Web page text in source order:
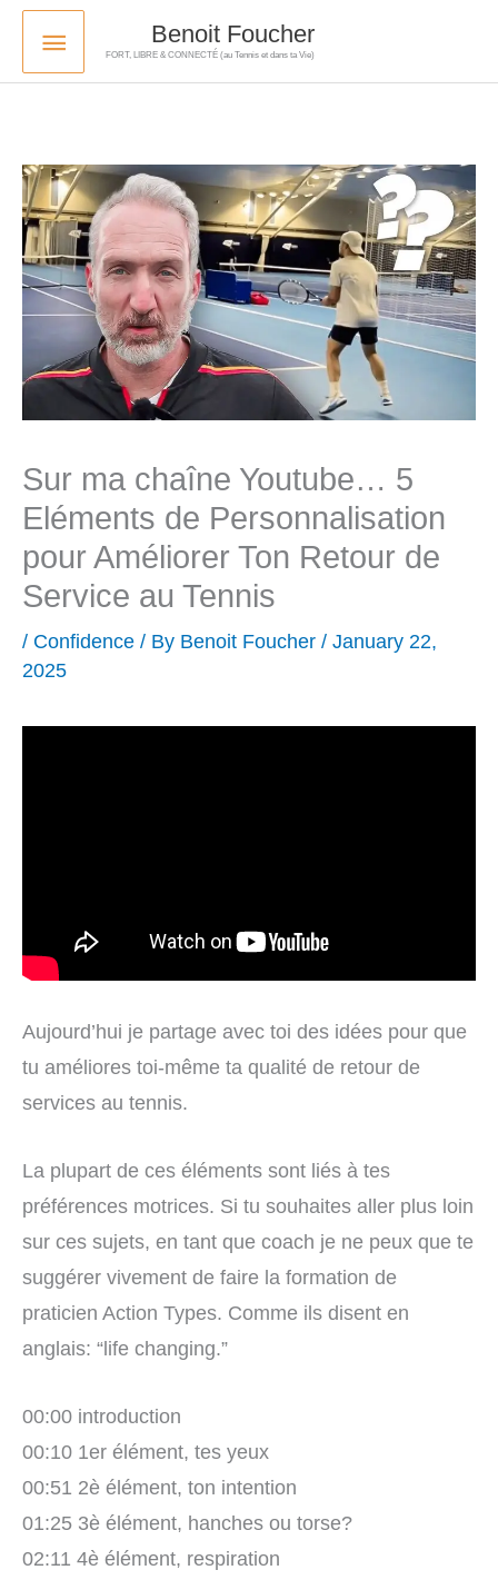
Skip
content
Benoit Foucher
FORT, LIBRE & CONNECTÉ (au Tennis et dans ta Vie)
Main
Menu
Sur ma chaîne Youtube… 5
Eléments de Personnalisation
pour Améliorer Ton Retour de
Service au Tennis
/ Confidence / By Benoit Foucher / January 22,
2025
Aujourd’hui je partage avec toi des idées pour que
tu améliores toi-même ta qualité de retour de
services au tennis.
La plupart de ces éléments sont liés à tes
préférences motrices. Si tu souhaites aller plus loin
sur ces sujets, en tant que coach je ne peux que te
suggérer vivement de faire la formation de
praticien Action Types. Comme ils disent en
anglais: “life changing.”
00:00 introduction
00:10 1er élément, tes yeux
00:51 2è élément, ton intention
01:25 3è élément, hanches ou torse?
02:11 4è élément, respiration